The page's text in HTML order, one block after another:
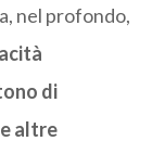
nel profondo,
di
altre